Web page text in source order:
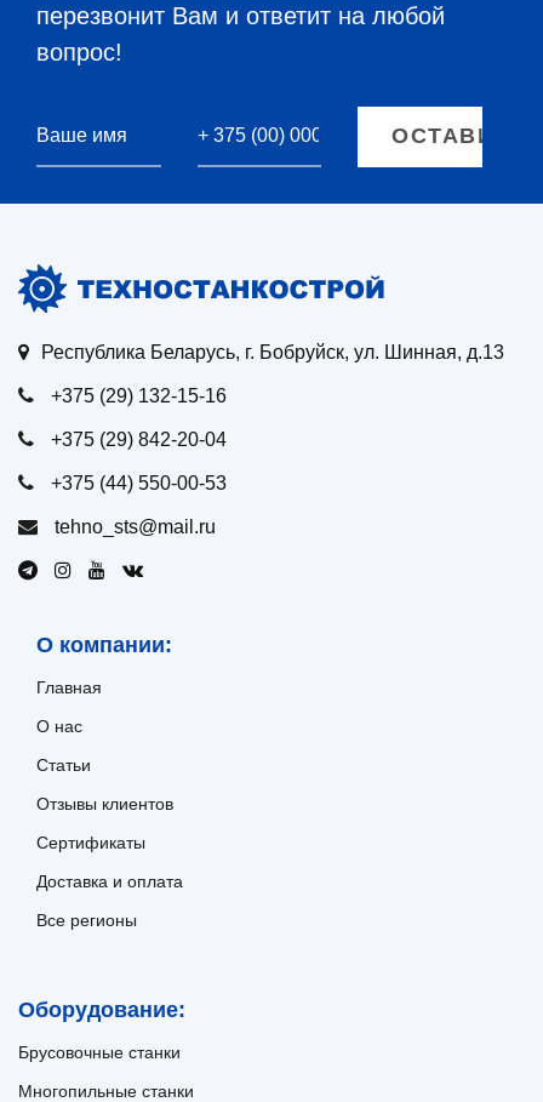
перезвонит Вам и ответит на любой
вопрос!
Республика Беларусь, г. Бобруйск, ул. Шинная, д.13
+375 (29) 132-15-16
+375 (29) 842-20-04
+375 (44) 550-00-53
tehno_sts@mail.ru
О компании:
Главная
О нас
Статьи
Отзывы клиентов
Сертификаты
Доставка и оплата
Все регионы
Оборудование:
Брусовочные станки
Многопильные станки